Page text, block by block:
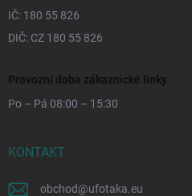
IČ: 180 55 826
DIČ: CZ 180 55 826
Provozní doba zákaznické linky
Po – Pá 08:00 – 15:30
KONTAKT
obchod@ufotaka.eu